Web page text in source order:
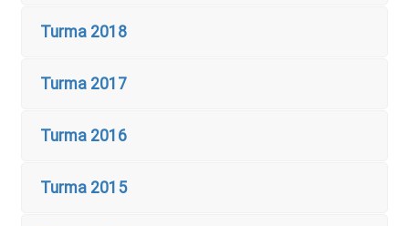
Turma 2018
Turma 2017
Turma 2016
Turma 2015